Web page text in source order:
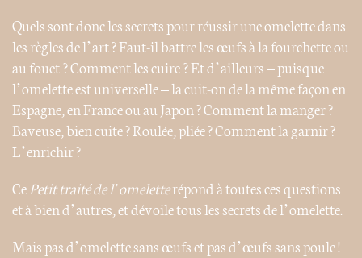
Quels sont donc les secrets pour réussir une omelette dans
les règles de l’art ? Faut-il battre les œufs à la fourchette ou
au fouet ? Comment les cuire ? Et d’ailleurs – puisque
l’omelette est universelle – la cuit-on de la même façon en
Espagne, en France ou au Japon ? Comment la manger ?
Baveuse, bien cuite ? Roulée, pliée ? Comment la garnir ?
L’enrichir ?
CePetit traité de l’omeletterépond à toutes ces questions
et à bien d’autres, et dévoile tous les secrets de l’omelette.
Mais pas d’omelette sans œufs et pas d’œufs sans poule !